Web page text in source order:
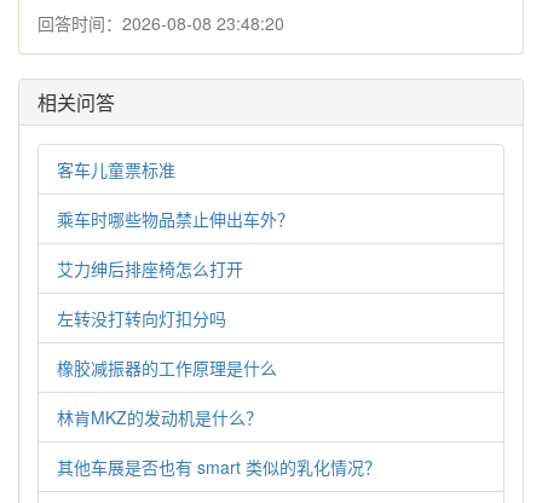
回答时间：2026-08-08 23:48:20
相关问答
客车儿童票标准
乘车时哪些物品禁止伸出车外？
艾力绅后排座椅怎么打开
左转没打转向灯扣分吗
橡胶减振器的工作原理是什么
林肯MKZ的发动机是什么？
其他车展是否也有 smart 类似的乳化情况？